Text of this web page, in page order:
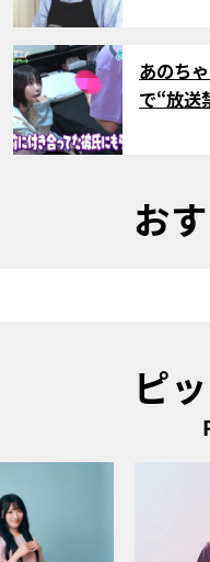
サムネイル
あのち
で“放送
お
ピ